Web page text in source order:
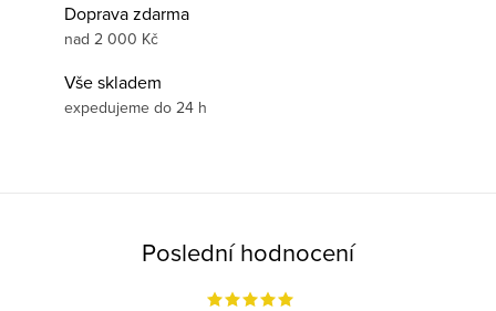
Doprava zdarma
nad 2 000 Kč
Vše skladem
expedujeme do 24 h
Poslední hodnocení